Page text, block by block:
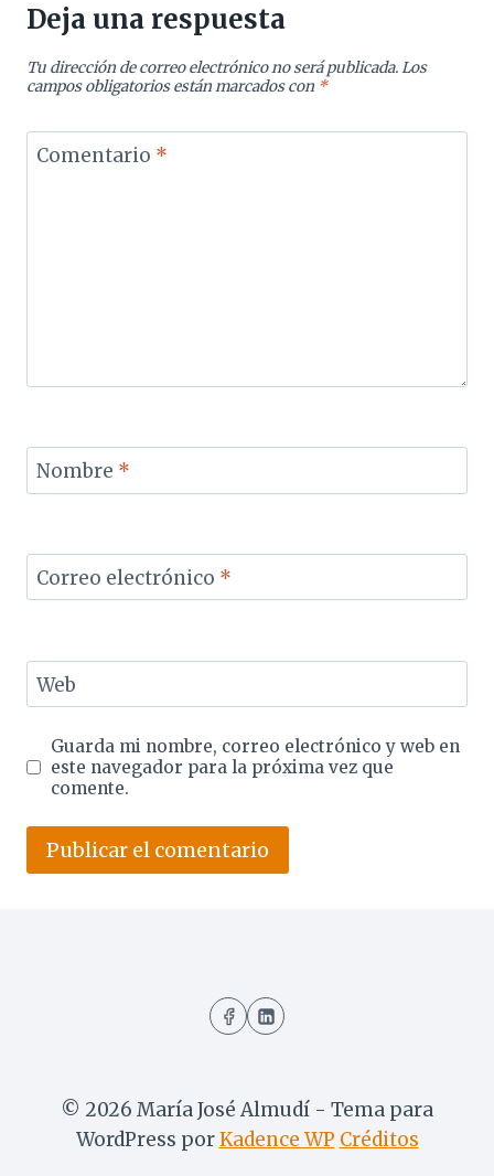
Deja una respuesta
Tu dirección de correo electrónico no será publicada.Los
campos obligatorios están marcados con *
Comentario *
Nombre *
Correo electrónico *
Web
Guarda mi nombre, correo electrónico y web en
este navegador para la próxima vez que
comente.
© 2026 María José Almudí - Tema para
WordPress porKadence WP Créditos